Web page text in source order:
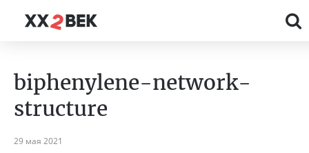
biphenylene-network-
structure
29 мая 2021